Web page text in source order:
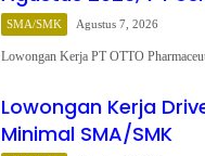
SMA/SMK Agustus 7, 2026
Lowongan Kerja PT OTTO
Lowongan Kerja
Minimal SMA/SMK